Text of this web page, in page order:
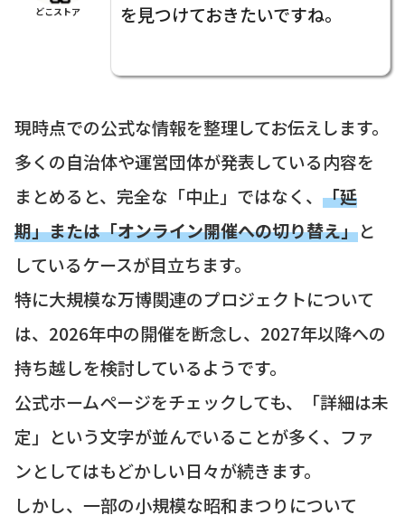
どこストア
を見つけておきたいですね。
現時点での公式な情報を整理してお伝えします。
多くの自治体や運営団体が発表している内容を
まとめると、完全な「中止」ではなく、 「延
期」または「オンライン開催への切り替え」と
しているケースが目立ちます。
特に大規模な万博関連のプロジェクトについて
は、2026年中の開催を断念し、2027年以降への
持ち越しを検討しているようです。
公式ホームページをチェックしても、「詳細は未
定」という文字が並んでいることが多く、ファ
ンとしてはもどかしい日々が続きます。
しかし、一部の小規模な昭和まつりについて